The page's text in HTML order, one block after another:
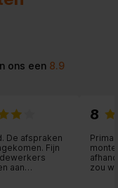
ons een8.9
De afspraken
Fijn
aan
8
Prima
zou